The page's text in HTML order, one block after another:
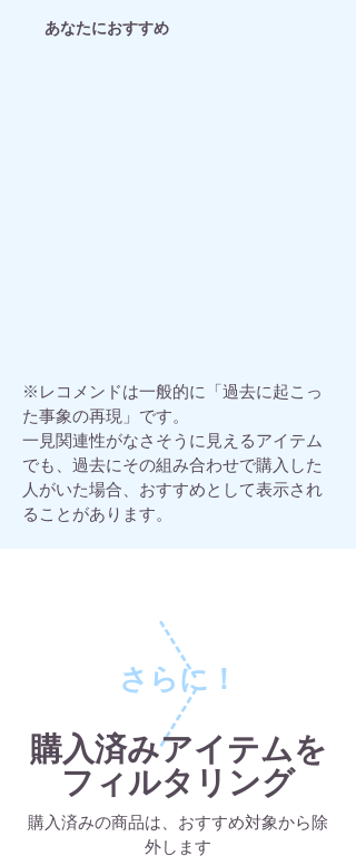
​あなたにおすすめ
※レコメンドは一般的に「過去に起こっ
た事象の再現」です。
一見関連性がなさそうに見えるアイテム
でも、過去にその組み合わせで購入 ​した
人がいた場合、おすすめとして表示され
ることがあります。
​さらに！
購入済みアイテムを
フィルタリング
​購入済みの商品は、おすすめ対象から除
外します